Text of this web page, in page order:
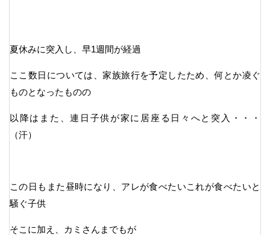
夏休みに突入し、早1週間が経過
ここ数日については、家族旅行を予定したため、何とか凌ぐ
ものとなったものの
以降はまた、連日子供が家に居座る日々へと突入・・・
（汗）
この日もまた昼時になり、アレが食べたいこれが食べたいと
騒ぐ子供
そこに加え、カミさんまでもが